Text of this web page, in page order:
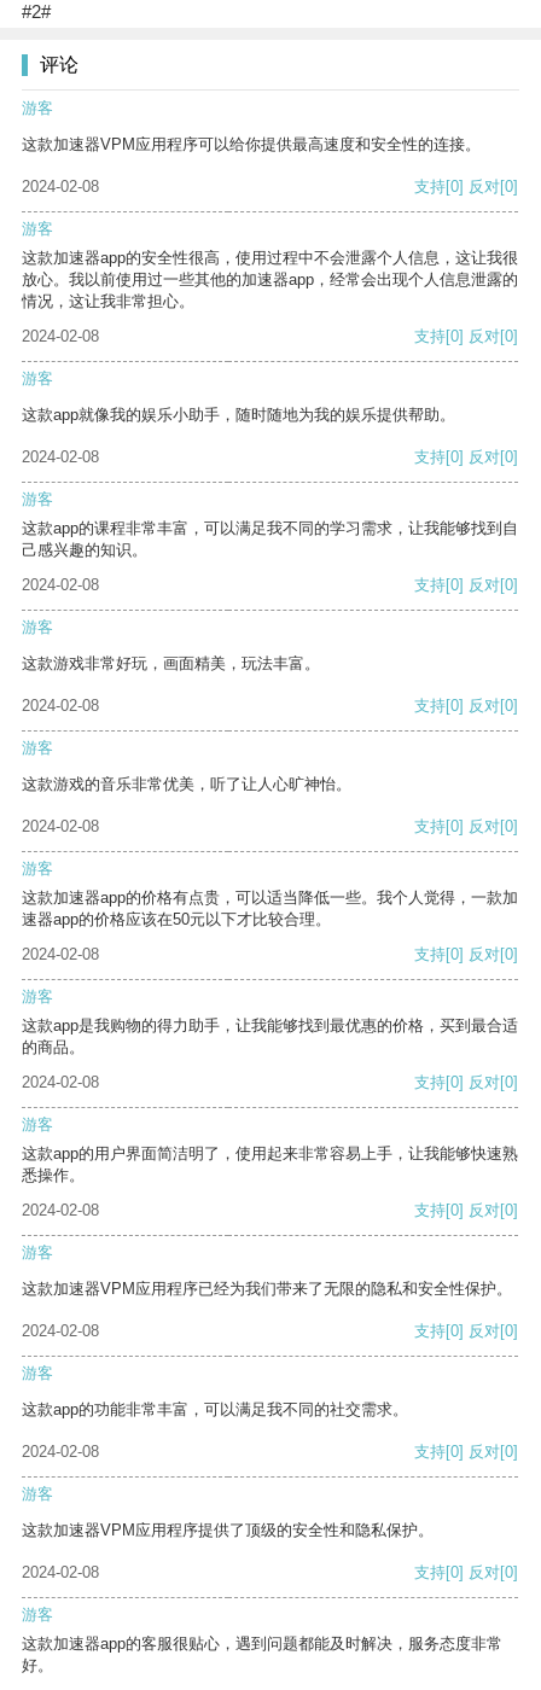
#2#
评论
游客
这款加速器VPM应用程序可以给你提供最高速度和安全性的连接。
2024-02-08 支持[0] 反对[0]
游客
这款加速器app的安全性很高，使用过程中不会泄露个人信息，这让我很
放心。我以前使用过一些其他的加速器app，经常会出现个人信息泄露的
情况，这让我非常担心。
2024-02-08
支持[0] 反对[0]
游客
这款app就像我的娱乐小助手，随时随地为我的娱乐提供帮助。
2024-02-08 支持[0] 反对[0]
游客
这款app的课程非常丰富，可以满足我不同的学习需求，让我能够找到自
己感兴趣的知识。
2024-02-08
支持[0] 反对[0]
游客
这款游戏非常好玩，画面精美，玩法丰富。
2024-02-08 支持[0] 反对[0]
游客
这款游戏的音乐非常优美，听了让人心旷神怡。
2024-02-08 支持[0] 反对[0]
游客
这款加速器app的价格有点贵，可以适当降低一些。我个人觉得，一款加
速器app的价格应该在50元以下才比较合理。
2024-02-08
支持[0] 反对[0]
游客
这款app是我购物的得力助手，让我能够找到最优惠的价格，买到最合适
的商品。
2024-02-08
支持[0] 反对[0]
游客
这款app的用户界面简洁明了，使用起来非常容易上手，让我能够快速熟
悉操作。
2024-02-08
支持[0] 反对[0]
游客
这款加速器VPM应用程序已经为我们带来了无限的隐私和安全性保护。
2024-02-08 支持[0] 反对[0]
游客
这款app的功能非常丰富，可以满足我不同的社交需求。
2024-02-08 支持[0] 反对[0]
游客
这款加速器VPM应用程序提供了顶级的安全性和隐私保护。
2024-02-08 支持[0] 反对[0]
游客
这款加速器app的客服很贴心，遇到问题都能及时解决，服务态度非常
好。